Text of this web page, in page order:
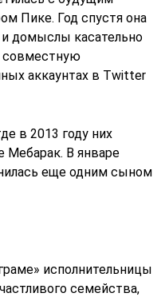
Пике. Год спустя она
и домыслы касательно
совместную
аккаунтах в Twitter
в 2013 году них
Мебарак. В январе
еще одним сыном
исполнительницы
семейства,